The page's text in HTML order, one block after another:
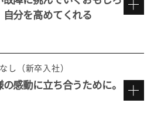
。
る。
自分を高めてくれる
いという思い
し（新卒入社）
の感動に立ち合うために。